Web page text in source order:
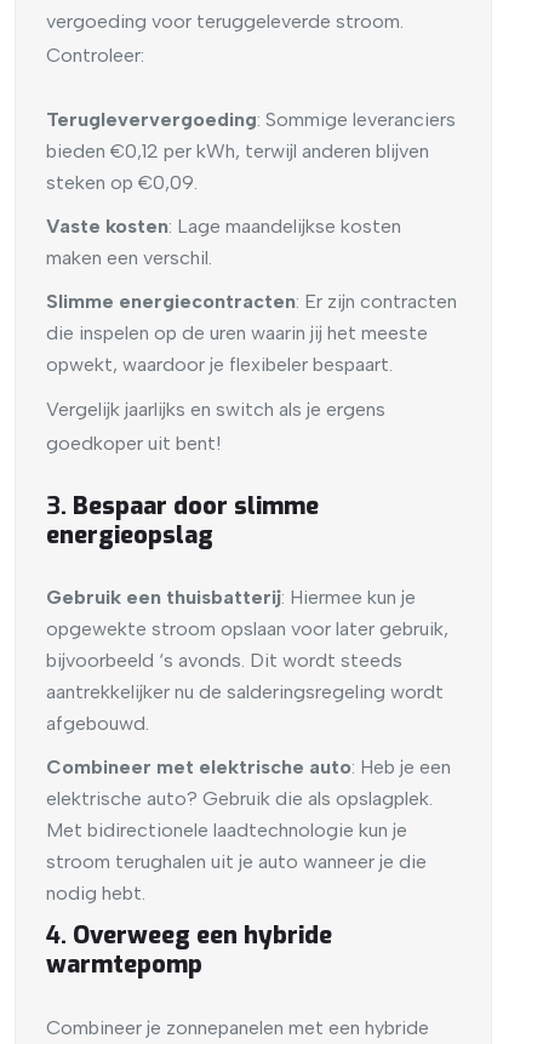
vergoeding voor teruggeleverde stroom.
Controleer:
Terugleververgoeding: Sommige leveranciers
bieden €0,12 per kWh, terwijl anderen blijven
steken op €0,09.
Vaste kosten: Lage maandelijkse kosten
maken een verschil.
Slimme energiecontracten: Er zijn contracten
die inspelen op de uren waarin jij het meeste
opwekt, waardoor je flexibeler bespaart.
Vergelijk jaarlijks en switch als je ergens
goedkoper uit bent!
3. Bespaar door slimme
energieopslag
Gebruik een thuisbatterij: Hiermee kun je
opgewekte stroom opslaan voor later gebruik,
bijvoorbeeld ‘s avonds. Dit wordt steeds
aantrekkelijker nu de salderingsregeling wordt
afgebouwd.
Combineer met elektrische auto: Heb je een
elektrische auto? Gebruik die als opslagplek.
Met bidirectionele laadtechnologie kun je
stroom terughalen uit je auto wanneer je die
nodig hebt.
4. Overweeg een hybride
warmtepomp
Combineer je zonnepanelen met een hybride